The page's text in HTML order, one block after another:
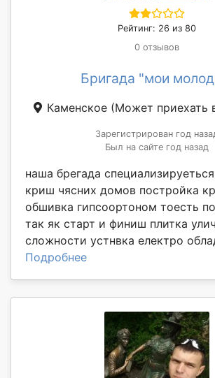
Рейтинг: 26 из 80
0 отзывов
Бригада "мои
Каменское (Может приехать
Зарегистрирован год
Был на сайте год назад
наша брегада
криш чясних домов постройка
обшивка гипсоортоном тоесть
так як старт и финиш плитка
сложности устнвка електро
Подробнее